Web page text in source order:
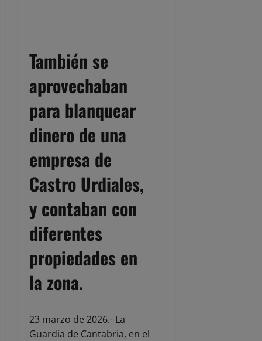
También se
aprovechaban
para blanquear
dinero de una
empresa de
Castro Urdiales,
y contaban con
diferentes
propiedades en
la zona.
23 marzo de 2026.- La
Guardia de Cantabria, en el